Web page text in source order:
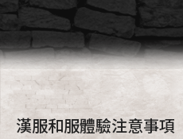
漢服和服體驗注意事項